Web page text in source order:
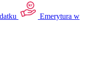
Emerytura w